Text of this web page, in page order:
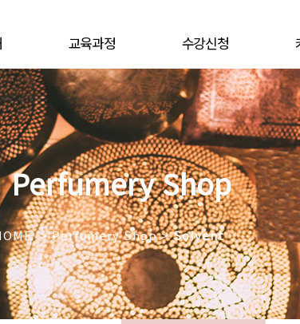
교육과정
조향사
온라인
심리조향
디퓨저
디플로마
맞춤형화장품
수강신청
오프라인
온라인
디플로마
모바
동
Perfumery Shop
> Perfumery Shop >Solvent